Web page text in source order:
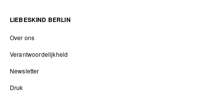
LIEBESKIND BERLIN
Over ons
Verantwoordelijkheid
Newsletter
Druk